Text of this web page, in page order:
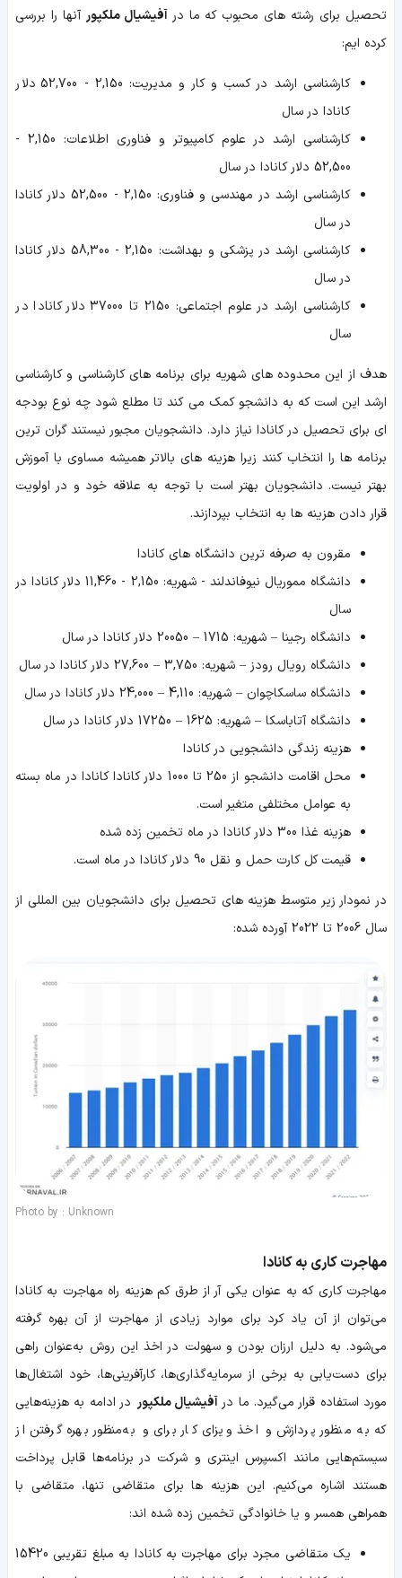
تحصیل برای رشته های محبوب که ما درآفیشیال ملکپورآنها را بررسی
کرده ایم:
کارشناسی ارشد در کسب و کار و مدیریت: 2,150 - 52,700 دلار
کانادا در سال
کارشناسی ارشد در علوم کامپیوتر و فناوری اطلاعات: 2,150 -
52,500 دلار کانادا در سال
کارشناسی ارشد در مهندسی و فناوری: 2,150 - 52,500 دلار کانادا
در سال
کارشناسی ارشد در پزشکی و بهداشت: 2,150 - 58,300 دلار کانادا
در سال
کارشناسی ارشد در علوم اجتماعی: 2150 تا 37000 دلار کانادا در
سال
هدف از این محدوده های شهریه برای برنامه های کارشناسی و کارشناسی
ارشد این است که به دانشجو کمک می کند تا مطلع شود چه نوع بودجه
ای برای تحصیل در کانادا نیاز دارد. دانشجویان مجبور نیستند گران ترین
برنامه ها را انتخاب کنند زیرا هزینه های بالاتر همیشه مساوی با آموزش
بهتر نیست. دانشجویان بهتر است با توجه به علاقه خود و در اولویت
قرار دادن هزینه ها به انتخاب بپردازند.
مقرون به صرفه ترین دانشگاه های کانادا
دانشگاه مموریال نیوفاندلند - شهریه: 2,150 - 11,460 دلار کانادا در
سال
دانشگاه رجینا – شهریه: 1715 – 20050 دلار کانادا در سال
دانشگاه رویال رودز – شهریه: 3,750 – 27,600 دلار کانادا در سال
دانشگاه ساسکاچوان – شهریه: 4,110 – 24,000 دلار کانادا در سال
دانشگاه آتاباسکا – شهریه: 1625 – 17250 دلار کانادا در سال
هزینه زندگی دانشجویی در کانادا
محل اقامت دانشجو از 250 تا 1000 دلار کانادا کانادا در ماه بسته
به عوامل مختلفی متغیر است.
هزینه غذا 300 دلار کانادا در ماه تخمین زده شده
قیمت کل کارت حمل و نقل 90 دلار کانادا در ماه است.
در نمودار زیر متوسط هزینه های تحصیل برای دانشجویان بین المللی از
سال 2006 تا 2022 آورده شده:
Photo by : Unknown
مهاجرت کاری به کانادا
مهاجرت کاری که به ‌عنوان یکی آر از طرق کم‌ هزینه راه مهاجرت به کانادا
می‌توان از آن یاد کرد برای موارد زیادی از مهاجرت از آن بهره گرفته
می‌شود. به دلیل ارزان بودن و سهولت در اخذ این روش به‌عنوان راهی
برای دست‌یابی به برخی از سرمایه‌گذاری‌ها، کارآفرینی‌ها، خود اشتغال‌ها
مورد استفاده قرار می‌گیرد. ما در آفیشیال ملکپور در ادامه به هزینه‌هایی
که به منظور پردازش و اخذ ویزای کار برای و به‌منظور بهره گرفتن از
سیستم‌هایی مانند اکسپرس اینتری و شرکت در برنامه‌ها قابل پرداخت
هستند اشاره می‌کنیم. این هزینه ها برای متقاضی تنها، متقاضی با
همراهی همسر و یا خانوادگی تخمین زده شده اند:
یک متقاضی مجرد برای مهاجرت به کانادا به مبلغ تقریبی 15420